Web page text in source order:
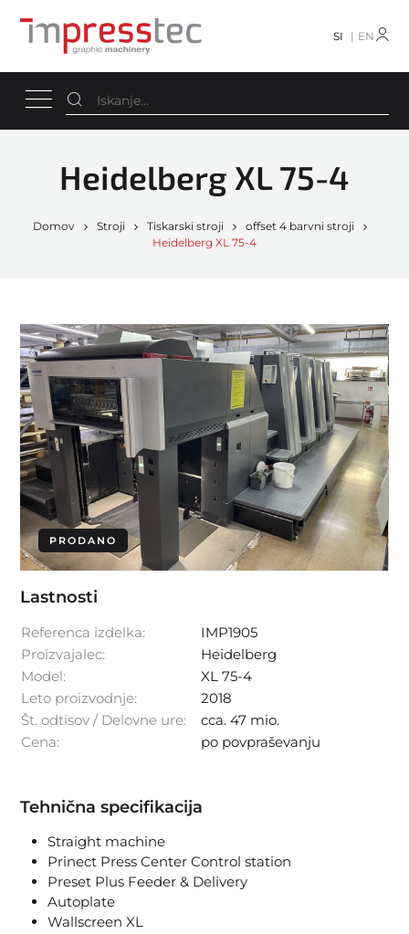
SI EN
Heidelberg XL 75-4
Domov Stroji Tiskarski stroji
offset 4 barvni stroji
Heidelberg XL 75-4
PRODANO
Lastnosti
Referenca izdelka:
IMP1905
Proizvajalec:
Heidelberg
Model:
XL 75-4
Leto proizvodnje:
2018
Št. odtisov / Delovne ure:
cca. 47 mio.
Cena:
po povpraševanju
Tehnična specifikacija
Straight machine
Prinect Press Center Control station
Preset Plus Feeder & Delivery
Autoplate
Wallscreen XL